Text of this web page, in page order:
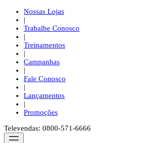
Nossas Lojas
|
Trabalhe Conosco
|
Treinamentos
|
Campanhas
|
Fale Conosco
|
Lançamentos
|
Promoções
Televendas: 0800-571-6666